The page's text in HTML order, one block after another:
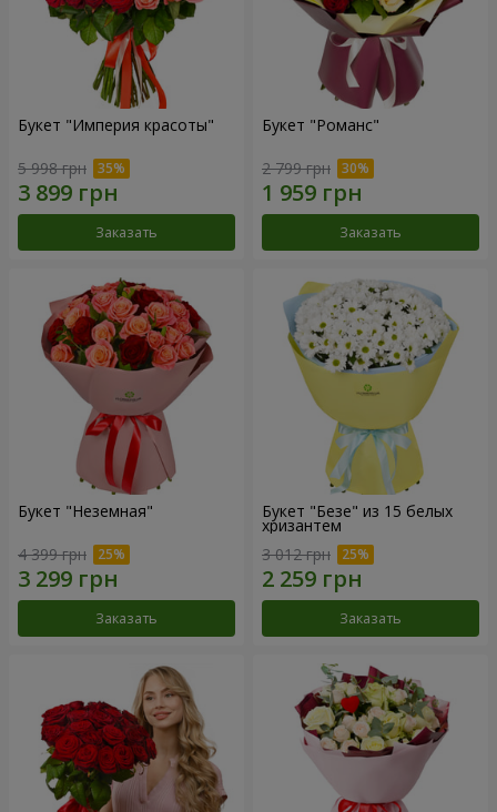
Букет "Империя красоты"
5 998 грн
Заказать
Букет "Романс"
2 799 грн
Заказать
Букет "Неземная"
4 399 грн
Заказать
Букет "Безе" из 15 белых
хризантем
3 012 грн
Заказать